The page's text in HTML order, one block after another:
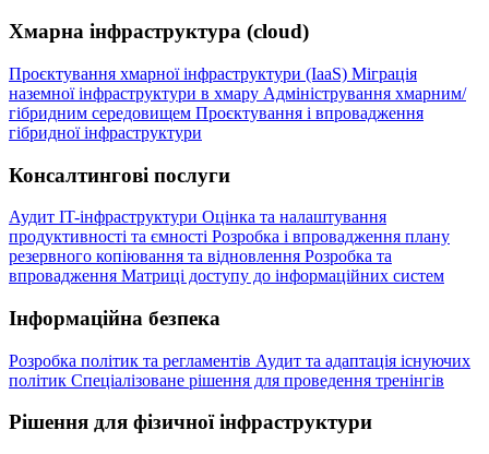
Хмарна інфраструктура (cloud)
Проєктування хмарної інфраструктури (IaaS) Міграція
наземної інфраструктури в хмару Адміністрування хмарним/
гібридним середовищем Проєктування і впровадження
гібридної інфраструктури
Консалтингові послуги
Аудит IT-інфраструктури Оцінка та налаштування
продуктивності та ємності Розробка і впровадження плану
резервного копіювання та відновлення Розробка та
впровадження Матриці доступу до інформаційних систем
Інформаційна безпека
Розробка політик та регламентів Аудит та адаптація існуючих
політик Спеціалізоване рішення для проведення тренінгів
Рішення для фізичної інфраструктури